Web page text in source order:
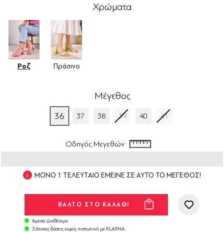
Χρώματα
Ροζ Πράσινο
Μέγεθος
36 37 38 39 40 41
Οδηγός Μεγεθών
ΜΟΝΟ 1 ΤΕΛΕΥΤΑΙΟ ΕΜΕΙΝΕ ΣΕ ΑΥΤΟ ΤΟ ΜΕΓΕΘΟΣ!
Άμεσα Διαθέσιμο
3 άτοκες δόσεις χωρίς πιστωτική με KLARNA